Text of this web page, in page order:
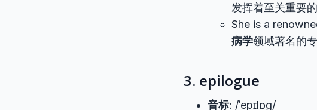
发挥着至关重要的
She is a
病学领域著名的专
3. epilogue
音标: /ˈepɪlɒɡ/